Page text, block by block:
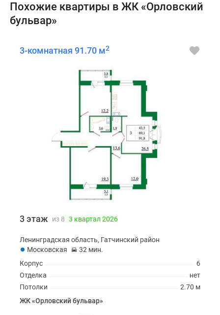
Похожие квартиры в ЖК «Орловский
бульвар»
3-комнатная 91.70 м2
3 этаж из 8 3 квартал 2026
Ленинградская область, Гатчинский район
Московская
32 мин.
6
Корпус
нет
Отделка
2.70 м
Потолки
ЖК «Орловский бульвар»